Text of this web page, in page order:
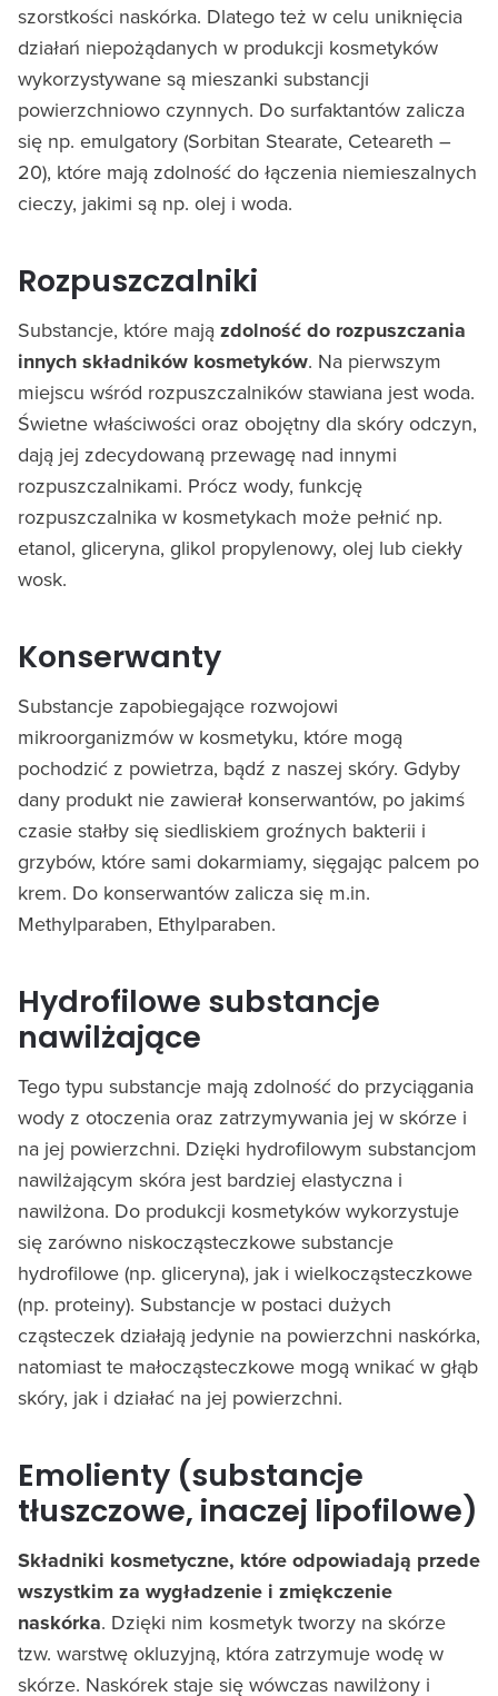
szorstkości naskórka. Dlatego też w celu uniknięcia
działań niepożądanych w produkcji kosmetyków
wykorzystywane są mieszanki substancji
powierzchniowo czynnych. Do surfaktantów zalicza
się np. emulgatory (Sorbitan Stearate, Ceteareth –
20), które mają zdolność do łączenia niemieszalnych
cieczy, jakimi są np. olej i woda.
Rozpuszczalniki
Substancje, które mają zdolność do rozpuszczania
innych składników kosmetyków. Na pierwszym
miejscu wśród rozpuszczalników stawiana jest woda.
Świetne właściwości oraz obojętny dla skóry odczyn,
dają jej zdecydowaną przewagę nad innymi
rozpuszczalnikami. Prócz wody, funkcję
rozpuszczalnika w kosmetykach może pełnić np.
etanol, gliceryna, glikol propylenowy, olej lub ciekły
wosk.
Konserwanty
Substancje zapobiegające rozwojowi
mikroorganizmów w kosmetyku, które mogą
pochodzić z powietrza, bądź z naszej skóry. Gdyby
dany produkt nie zawierał konserwantów, po jakimś
czasie stałby się siedliskiem groźnych bakterii i
grzybów, które sami dokarmiamy, sięgając palcem po
krem. Do konserwantów zalicza się m.in.
Methylparaben, Ethylparaben.
Hydrofilowe substancje
nawilżające
Tego typu substancje mają zdolność do przyciągania
wody z otoczenia oraz zatrzymywania jej w skórze i
na jej powierzchni. Dzięki hydrofilowym substancjom
nawilżającym skóra jest bardziej elastyczna i
nawilżona. Do produkcji kosmetyków wykorzystuje
się zarówno niskocząsteczkowe substancje
hydrofilowe (np. gliceryna), jak i wielkocząsteczkowe
(np. proteiny). Substancje w postaci dużych
cząsteczek działają jedynie na powierzchni naskórka,
natomiast te małocząsteczkowe mogą wnikać w głąb
skóry, jak i działać na jej powierzchni.
Emolienty (substancje
tłuszczowe, inaczej lipofilowe)
Składniki kosmetyczne, które odpowiadają przede
wszystkim za wygładzenie i zmiękczenie
naskórka. Dzięki nim kosmetyk tworzy na skórze
tzw. warstwę okluzyjną, która zatrzymuje wodę w
skórze. Naskórek staje się wówczas nawilżony i